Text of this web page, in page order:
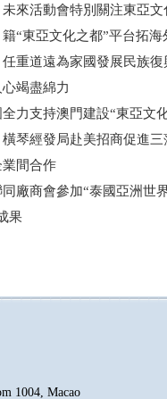
來活動會特別關注東亞文
“東亞文化之都”平台拓海
重道遠為家國發展民族
竭盡綿力
力支持澳門建設“東亞文
琴經發局赴美招商促進
間合作
廠商會參加“泰國亞洲世
果
1004, Macao